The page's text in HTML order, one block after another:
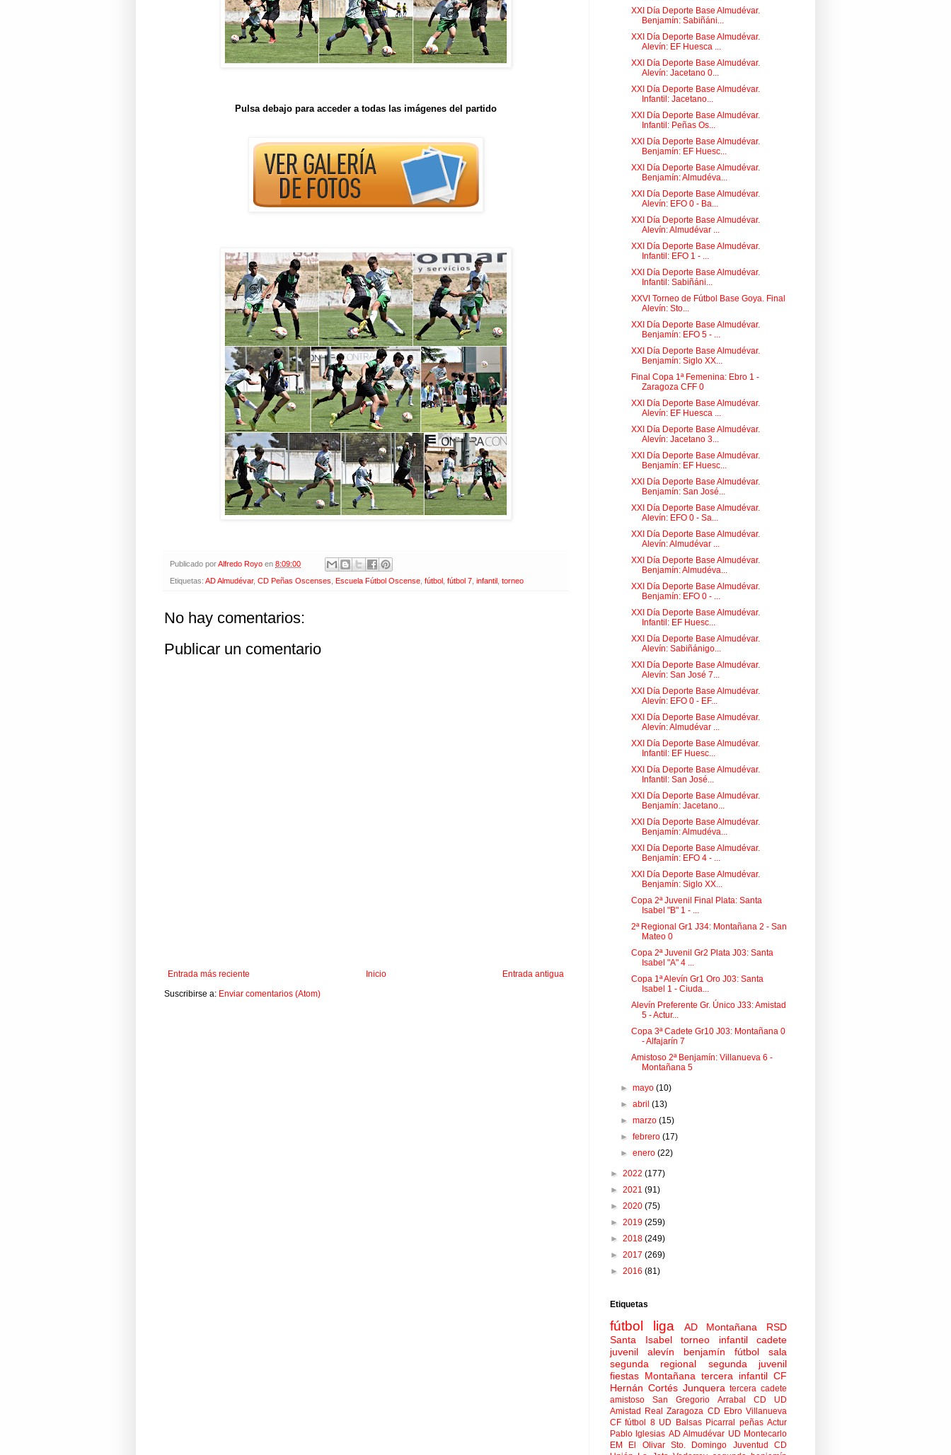
Pulsa debajo para acceder a todas las imágenes del partido
Publicado porAlfredo Royo en 8:09:00
Etiquetas: AD Almudévar, CD Peñas Oscenses Escuela Fútbol Oscense fútbol fútbol 7 infantil torneo
No hay comentarios:
Publicar un comentario
Entrada más reciente Entrada antigua
Inicio
Suscribirse a: Enviar comentarios (Atom)
XXI Día Deporte Base Almudévar.
Benjamín: Sabiñáni...
XXI Día Deporte Base Almudévar.
Alevín: EF Huesca ...
XXI Día Deporte Base Almudévar.
Alevín: Jacetano 0...
XXI Día Deporte Base Almudévar.
Infantil: Jacetano...
XXI Día Deporte Base Almudévar.
Infantil: Peñas Os...
XXI Día Deporte Base Almudévar.
Benjamín: EF Huesc...
XXI Día Deporte Base Almudévar.
Benjamín: Almudéva...
XXI Día Deporte Base Almudévar.
Alevín: EFO 0 - Ba...
XXI Día Deporte Base Almudévar.
Alevín: Almudévar ...
XXI Día Deporte Base Almudévar.
Infantil: EFO 1 - ...
XXI Día Deporte Base Almudévar.
Infantil: Sabiñáni...
XXVI Torneo de Fútbol Base Goya. Final
Alevín: Sto...
XXI Día Deporte Base Almudévar.
Benjamín: EFO 5 - ...
XXI Día Deporte Base Almudévar.
Benjamín: Siglo XX...
Final Copa 1ª Femenina: Ebro 1 -
Zaragoza CFF 0
XXI Día Deporte Base Almudévar.
Alevín: EF Huesca ...
XXI Día Deporte Base Almudévar.
Alevín: Jacetano 3...
XXI Día Deporte Base Almudévar.
Benjamín: EF Huesc...
XXI Día Deporte Base Almudévar.
Benjamín: San José...
XXI Día Deporte Base Almudévar.
Alevín: EFO 0 - Sa...
XXI Día Deporte Base Almudévar.
Alevín: Almudévar ...
XXI Día Deporte Base Almudévar.
Benjamín: Almudéva...
XXI Día Deporte Base Almudévar.
Benjamín: EFO 0 - ...
XXI Día Deporte Base Almudévar.
Infantil: EF Huesc...
XXI Día Deporte Base Almudévar.
Alevín: Sabiñánigo...
XXI Día Deporte Base Almudévar.
Alevín: San José 7...
XXI Día Deporte Base Almudévar.
Alevín: EFO 0 - EF...
XXI Día Deporte Base Almudévar.
Alevín: Almudévar ...
XXI Día Deporte Base Almudévar.
Infantil: EF Huesc...
XXI Día Deporte Base Almudévar.
Infantil: San José...
XXI Día Deporte Base Almudévar.
Benjamín: Jacetano...
XXI Día Deporte Base Almudévar.
Benjamín: Almudéva...
XXI Día Deporte Base Almudévar.
Benjamín: EFO 4 - ...
XXI Día Deporte Base Almudévar.
Benjamín: Siglo XX...
Copa 2ª Juvenil Final Plata: Santa
Isabel "B" 1 - ...
2ª Regional Gr1 J34: Montañana 2 - San
Mateo 0
Copa 2ª Juvenil Gr2 Plata J03: Santa
Isabel "A" 4 ...
Copa 1ª Alevín Gr1 Oro J03: Santa
Isabel 1 - Ciuda...
Alevín Preferente Gr. Único J33: Amistad
5 - Actur...
Copa 3ª Cadete Gr10 J03: Montañana 0
- Alfajarín 7
Amistoso 2ª Benjamín: Villanueva 6 -
Montañana 5
►mayo(10)
►abril(13)
►marzo(15)
►febrero(17)
►enero(22)
► 2022 (177)
► 2021 (91)
► 2020 (75)
► 2019 (259)
► 2018 (249)
► 2017 (269)
► 2016 (81)
Etiquetas
fútbol liga AD Montañana
RSD
Santa Isabel
torneo infantil
cadete
juvenil
alevín benjamín
fútbol sala
segunda regional
segunda juvenil
fiestas Montañana tercera infantil CF
Hernán Cortés Junquera tercera cadete
amistoso
San Gregorio Arrabal CD
UD
Amistad
Real Zaragoza CD Ebro Villanueva
CF fútbol 8 UD Balsas Picarral peñas Actur
Pablo Iglesias AD Almudévar UD Montecarlo
EM El Olivar Sto. Domingo Juventud
CD